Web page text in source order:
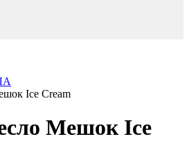
Ice Cream
Мешок Ice